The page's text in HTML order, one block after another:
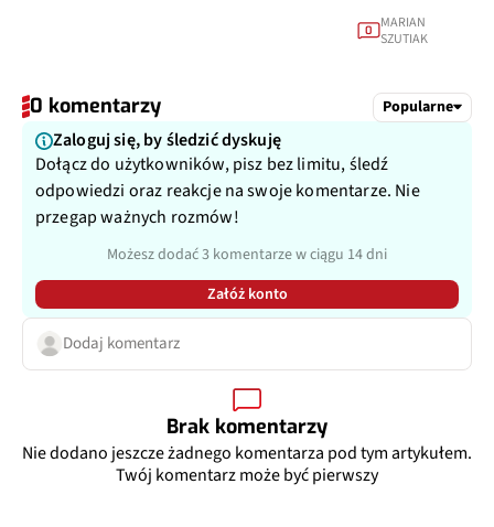
0
MARIAN
SZUTIAK
0 komentarzy Popularne
Zaloguj się, by śledzić dyskuję
Dołącz do użytkowników, pisz bez limitu, śledź
odpowiedzi oraz reakcje na swoje komentarze. Nie
przegap ważnych rozmów!
Możesz dodać 3 komentarze w ciągu 14 dni
Załóż konto
Dodaj komentarz
Brak komentarzy
Nie dodano jeszcze żadnego komentarza pod tym artykułem.
Twój komentarz może być pierwszy